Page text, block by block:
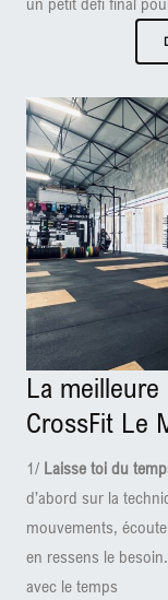
un petit défi final
La
CrossFit Le
1/ Laisse toi du
d’abord sur la
mouvements,
en ressens le
avec le temps